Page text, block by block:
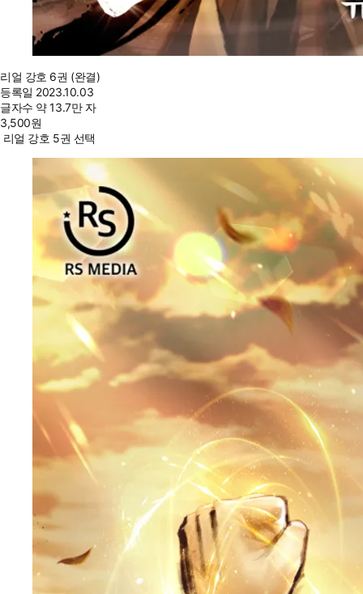
리얼 강호 6권 (완결)
등록일 2023.10.03
글자수 약 13.7만 자
3,500원
리얼 강호 5권 선택